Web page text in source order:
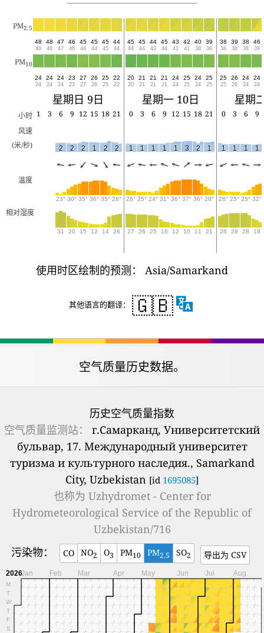
PM2.5
48
48
48
48
47
47
46
46
45
44
45
44
45
45
44
44
45
44
45
44
44
43
45
44
43
41
42
41
40
38
39
38
38
38
39
38
38
38
46
39
PM10
24
24
24
24
24
24
23
23
27
27
26
26
25
25
22
22
20
20
21
21
21
21
21
21
24
24
25
25
24
24
25
25
25
25
26
26
24
24
24
24
星期日 9日 星期一 10日 星期
小时 1 3 6 9 12 15 18 21 0 3 6 9 12 15 18 21 0 3 6
9
风速
(米/秒)
2 2 2 1 2 2 1 1 1 1 1 3 2 1 1 1 1 1
温度
23° 30° 35° 36° 35° 28° 26° 25° 24° 31° 36° 37° 36° 28° 26° 25° 25° 32°
相对湿度
31 20 15 12 14 26 27 26 25 16 12 10 11 21 26 28 28 18
使用时区绘制的预测： Asia/Samarkand
其他语言的翻译： 🇬🇧
空气质量历史数据。
历史空气质量指数
空气质量监测站：
г.Самарканд, Университетский
бульвар, 17. Международный университет
туризма и культурного наследия., Samarkand
City, Uzbekistan [id 1695085]
也称为 Uzhydromet - Center for
Hydrometeorological Service of the Republic of
Uzbekistan/716
污染物：
CO NO2 O3 PM10 PM2.5 SO2 导出为 CSV
2026
M
T
W
T
F
S
Jan Feb Mar Apr May Jun Jul Aug